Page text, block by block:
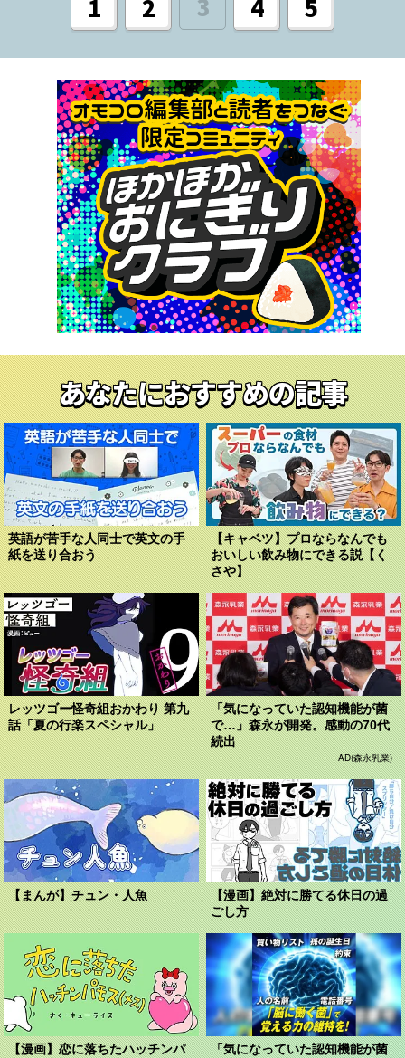
1 2 3 4 5
あなたにおすすめの記事
英語が苦手な人同士で英文の手
紙を送り合おう
【キャベツ】プロならなんでも
おいしい飲み物にできる説【く
さや】
レッツゴー怪奇組おかわり 第九
話「夏の行楽スペシャル」
「気になっていた認知機能が菌
で…」森永が開発。感動の70代
続出
AD(森永乳業)
【まんが】チュン・人魚
【漫画】絶対に勝てる休日の過
ごし方
【漫画】恋に落ちたハッチンパ
「気になっていた認知機能が菌